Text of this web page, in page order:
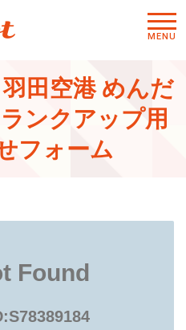
田空港 めんだ
ンクアップ用
フォーム
メニ
MENU